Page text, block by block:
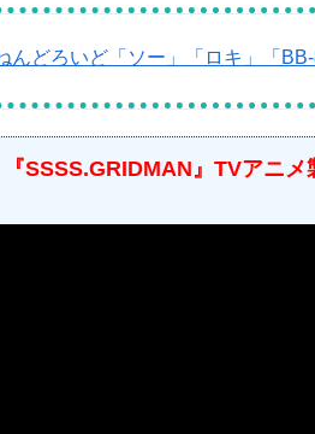
んどろいど「ソー」「ロキ」「
『SSSS.GRIDMAN』TVアニ